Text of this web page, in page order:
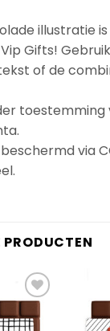
illustratie
Gifts!
of de
toestemming
via
PRODUCTEN
Wishlist